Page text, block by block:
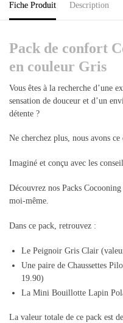
Fiche Produit Description
Pack de confort
en couleur Gris
Vous êtes à la recherche d’une
sensation de douceur et d’un
détente ?
Ne cherchez plus, nous avons
Imaginé et conçu avec les
Découvrez nos Packs
moi-même.
Dans ce pack, retrouvez :
Le Peignoir Gris Clair
Une paire de Chaussettes
19.90)
La Mini Bouillotte Lapin
La valeur totale de ce pack est